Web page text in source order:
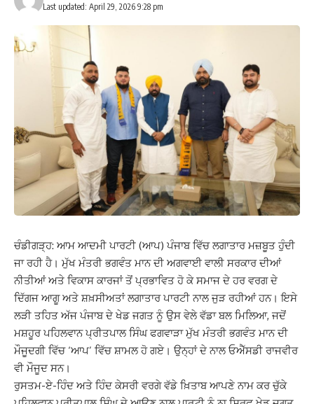
Last updated: April 29, 2026 9:28 pm
ਚੰਡੀਗੜ੍ਹ: ਆਮ ਆਦਮੀ ਪਾਰਟੀ (ਆਪ) ਪੰਜਾਬ ਵਿੱਚ ਲਗਾਤਾਰ ਮਜ਼ਬੂਤ ਹੁੰਦੀ
ਜਾ ਰਹੀ ਹੈ। ਮੁੱਖ ਮੰਤਰੀ ਭਗਵੰਤ ਮਾਨ ਦੀ ਅਗਵਾਈ ਵਾਲੀ ਸਰਕਾਰ ਦੀਆਂ
ਨੀਤੀਆਂ ਅਤੇ ਵਿਕਾਸ ਕਾਰਜਾਂ ਤੋਂ ਪ੍ਰਭਾਵਿਤ ਹੋ ਕੇ ਸਮਾਜ ਦੇ ਹਰ ਵਰਗ ਦੇ
ਦਿੱਗਜ ਆਗੂ ਅਤੇ ਸ਼ਖ਼ਸੀਅਤਾਂ ਲਗਾਤਾਰ ਪਾਰਟੀ ਨਾਲ ਜੁੜ ਰਹੀਆਂ ਹਨ। ਇਸੇ
ਲੜੀ ਤਹਿਤ ਅੱਜ ਪੰਜਾਬ ਦੇ ਖੇਡ ਜਗਤ ਨੂੰ ਉਸ ਵੇਲੇ ਵੱਡਾ ਬਲ ਮਿਲਿਆ, ਜਦੋਂ
ਮਸ਼ਹੂਰ ਪਹਿਲਵਾਨ ਪ੍ਰੀਤਪਾਲ ਸਿੰਘ ਫਗਵਾੜਾ ਮੁੱਖ ਮੰਤਰੀ ਭਗਵੰਤ ਮਾਨ ਦੀ
ਮੌਜੂਦਗੀ ਵਿੱਚ ‘ਆਪ’ ਵਿੱਚ ਸ਼ਾਮਲ ਹੋ ਗਏ। ਉਨ੍ਹਾਂ ਦੇ ਨਾਲ ਓਐੱਸਡੀ ਰਾਜਵੀਰ
ਵੀ ਮੌਜੂਦ ਸਨ।
ਰੁਸਤਮ-ਏ-ਹਿੰਦ ਅਤੇ ਹਿੰਦ ਕੇਸਰੀ ਵਰਗੇ ਵੱਡੇ ਖ਼ਿਤਾਬ ਆਪਣੇ ਨਾਮ ਕਰ ਚੁੱਕੇ